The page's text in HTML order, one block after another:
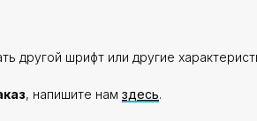
шрифт или другие
, напишите нам здесь.